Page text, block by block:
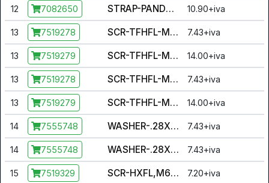
12 7082650 STRAP-PANDUIT,DOUBLE,LOOP,CLIP 10.90+iva
13 7519278 SCR-TFHFL-M6X1.0X20 S/R ZOD [INCL. 13,14] 7.43+iva
13 7519279 SCR-TFHFL-M6X1.0X20 ZOD 14.00+iva
13 7519278 SCR-TFHFL-M6X1.0X20 S/R ZOD [INCL. 13,14] 7.43+iva
13 7519279 SCR-TFHFL-M6X1.0X20 ZOD 14.00+iva
14 7555748 WASHER-.28X.62-.14(RBR-BK)-Z 7.43+iva
14 7555748 WASHER-.28X.62-.14(RBR-BK)-Z 7.43+iva
15 7519329 SCR-HXFL,M6X1.0X16 8.8ZY3DL204 7.20+iva